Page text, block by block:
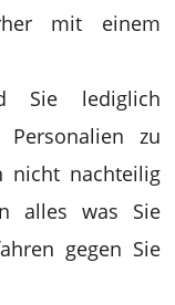
mit einem
Sie lediglich
zu
nicht nachteilig
alles was Sie
gegen Sie